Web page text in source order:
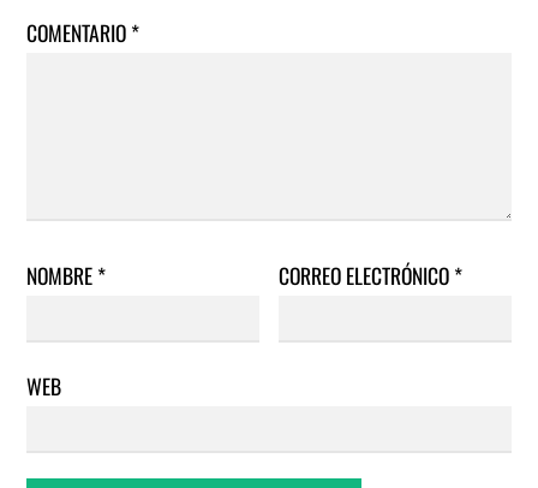
COMENTARIO*
NOMBRE* CORREO ELECTRÓNICO*
WEB